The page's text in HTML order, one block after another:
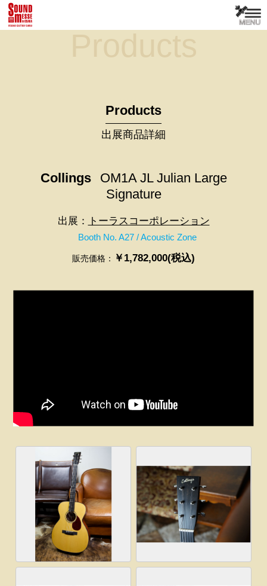
Products
Products
出展商品詳細
Collings
OM1A JL Julian Large
Signature
出展： トーラスコーポレーション
Booth No. A27 / Acoustic Zone
販売価格： ￥1,782,000(税込)